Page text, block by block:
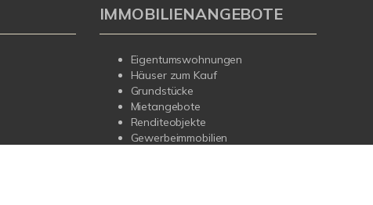
IMMOBILIENANGEBOTE
Eigentumswohnungen
Häuser zum Kauf
Grundstücke
Mietangebote
Renditeobjekte
Gewerbeimmobilien